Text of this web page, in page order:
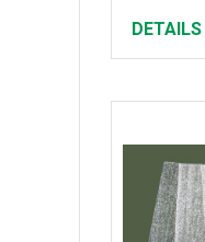
DETAILS